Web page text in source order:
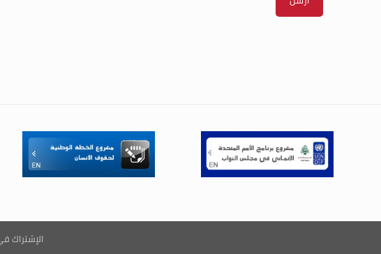
الإشتراك